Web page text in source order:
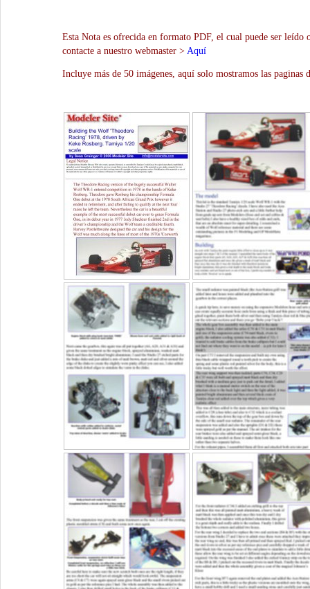
Esta Nota es ofrecida en formato PDF, el cual puede ser leído
contacte a nuestro webmaster > Aquí
Incluye más de 50 imágenes, aquí solo mostramos las paginas